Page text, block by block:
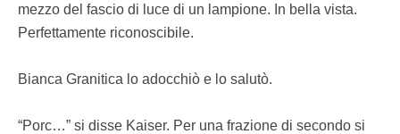
mezzo del fascio di luce di un lampione. In bella vista.
Perfettamente riconoscibile.
Bianca Granitica lo adocchiò e lo salutò.
“Porc…” si disse Kaiser. Per una frazione di secondo si